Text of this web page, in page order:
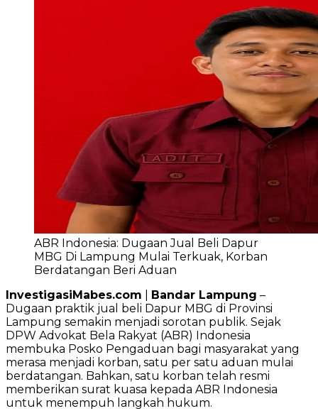
ABR Indonesia: Dugaan Jual Beli Dapur
MBG Di Lampung Mulai Terkuak, Korban
Berdatangan Beri Aduan
InvestigasiMabes.com
Bandar Lampung –
Dugaan praktik jual beli Dapur MBG di Provinsi
Lampung semakin menjadi sorotan publik. Sejak
DPW Advokat Bela Rakyat (ABR) Indonesia
membuka Posko Pengaduan bagi masyarakat yang
merasa menjadi korban, satu per satu aduan mulai
berdatangan. Bahkan, satu korban telah resmi
memberikan surat kuasa kepada ABR Indonesia
untuk menempuh langkah hukum.